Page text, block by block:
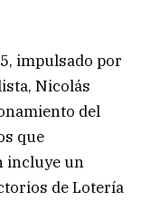
impulsado por
Nicolás
del
que
incluye un
de Lotería